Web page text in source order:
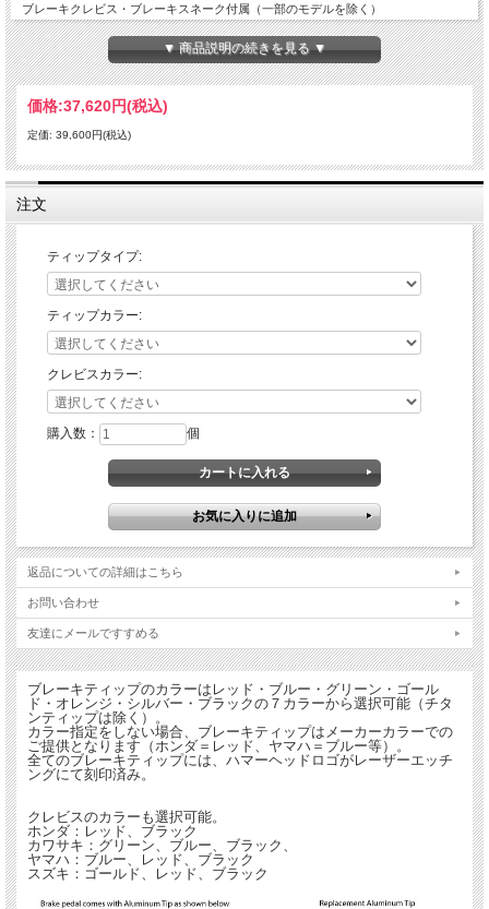
ブレーキクレビス・ブレーキスネーク付属（一部のモデルを除く）
全てのティップ（チタンを除く）は6061アルミを削り出しにて製作の上、高強度
アルマイト済み。
3種類から選べるティップは、ライダーのニーズに合わせ変更が可能。
ラージアルミティップ：
りブレーキミスを劇的に軽減。
ステンレス製のイモネジの調整により垂直方向の調整に対応。
破損しづらい設計になっています。
ステンレス製のイモネジの調整により垂直方向の調整に対応。
固定式のチタン製ティップ。プロ仕様の超軽量モデル。
※カラーは選べません。
▼ 商品説明の続きを見る ▼
価格:37,620円(税込)
定価: 39,600円(税込)
注文
ティップタイプ:
ティップカラー:
クレビスカラー:
購入数： 個
返品についての詳細はこちら
お問い合わせ
友達にメールですすめる
ブレーキティップのカラーはレッド・ブルー・グリーン・ゴール
ド・オレンジ・シルバー・ブラックの７カラーから選択可能（チタ
ンティップは除く）。
カラー指定をしない場合、ブレーキティップはメーカーカラーでの
ご提供となります（ホンダ＝レッド、ヤマハ＝ブルー等）。
全てのブレーキティップには、ハマーヘッドロゴがレーザーエッチ
ングにて刻印済み。
クレビスのカラーも選択可能。
ホンダ：レッド、ブラック
カワサキ：グリーン、ブルー、ブラック、
ヤマハ：ブルー、レッド、ブラック
スズキ：ゴールド、レッド、ブラック